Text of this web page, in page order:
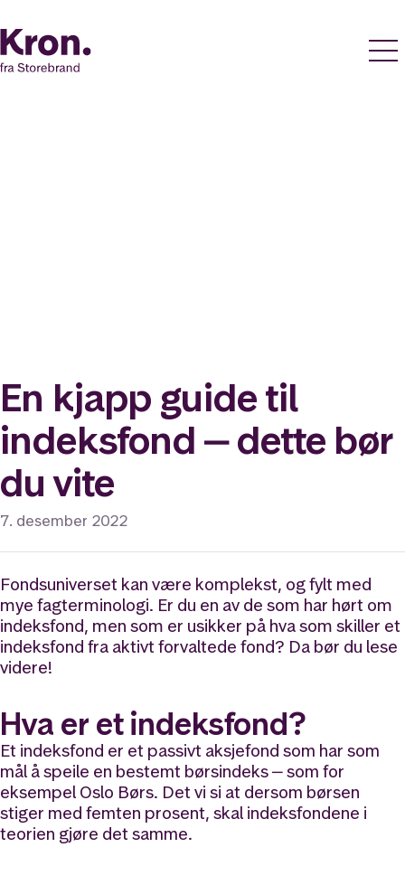
En kjapp guide til
indeksfond ‒ dette bør
du vite
7. desember 2022
Fondsuniverset kan være komplekst, og fylt med
mye fagterminologi. Er du en av de som har hørt om
indeksfond, men som er usikker på hva som skiller et
indeksfond fra aktivt forvaltede fond? Da bør du lese
videre!
Hva er et indeksfond?
Et indeksfond er et passivt aksjefond som har som
mål å speile en bestemt børsindeks ‒ som for
eksempel Oslo Børs. Det vi si at dersom børsen
stiger med femten prosent, skal indeksfondene i
teorien gjøre det samme.